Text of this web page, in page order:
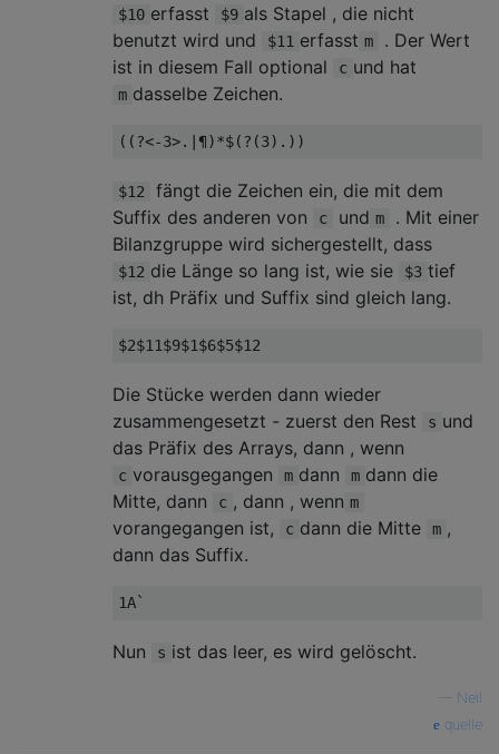
$10 erfasst $9 als Stapel , die nicht
benutzt wird und
$11 erfasst m
. Der Wert
ist in diesem Fall optional
c und hat
m dasselbe Zeichen.
$12
fängt die Zeichen ein, die mit dem
Suffix des anderen von
c und m
. Mit einer
Bilanzgruppe wird sichergestellt, dass
$12 die Länge so lang ist, wie sie $3 tief
ist, dh Präfix und Suffix sind gleich lang.
Die Stücke werden dann wieder
zusammengesetzt - zuerst den Rest
s und
das Präfix des Arrays, dann , wenn
c vorausgegangen m dann m dann die
Mitte, dann
c , dann , wenn m
vorangegangen ist, c dann die Mitte m ,
dann das Suffix.
Nun s ist das leer, es wird gelöscht.
Neil
quelle